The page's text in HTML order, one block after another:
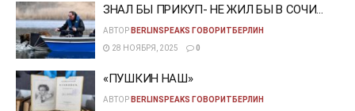
ЗНАЛ БЫ ПРИКУП- НЕ ЖИЛ БЫ В СОЧИ…
АВТОР BERLINSPEAKS ГОВОРИТБЕРЛИН
28 НОЯБРЯ, 2025
0
«ПУШКИН НАШ»
АВТОР BERLINSPEAKS ГОВОРИТБЕРЛИН